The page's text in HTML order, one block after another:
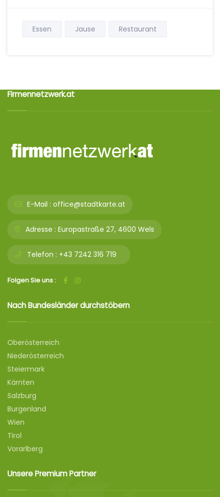
Essen Jause Restaurant
Firmennetzwerk.at
E-Mail : office@stadtkarte.at
Adresse : Europastraße 27, 4600 Wels
Telefon : +43 7242 316 719
Folgen Sie uns :
Nach Bundesländer durchstöbern
Oberösterreich
Niederösterreich
Steiermark
Kärnten
Salzburg
Burgenland
Wien
Tirol
Vorarlberg
Unsere Premium Partner